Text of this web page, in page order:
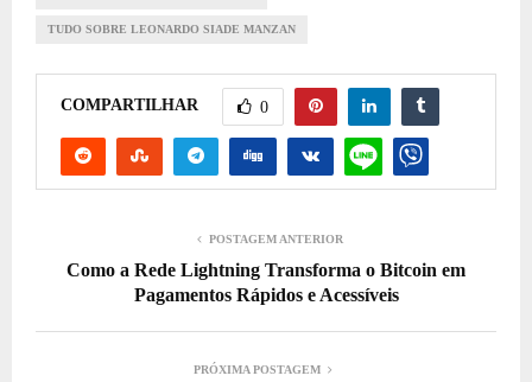
TUDO SOBRE LEONARDO SIADE MANZAN
COMPARTILHAR 0
POSTAGEM ANTERIOR
Como a Rede Lightning Transforma o Bitcoin em
Pagamentos Rápidos e Acessíveis
PRÓXIMA POSTAGEM